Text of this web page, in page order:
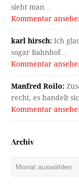
sieht man…
Kommentar
karl hirsch: Ich
sogar Bahnhof…
Kommentar
Manfred Roilo:
recht, es handelt
Kommentar
Archiv